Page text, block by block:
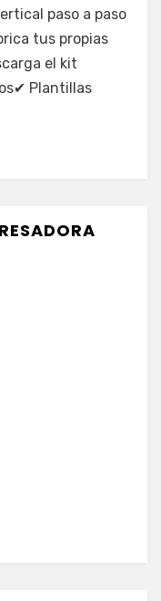
paso a paso
tus propias
el kit
Plantillas